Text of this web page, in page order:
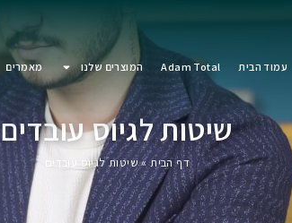
עמוד הבית Adam Total המוצרים שלנו מאמרים
שיטות לגיוס עובדים
דף הבית»שיטות לגיוס עובדים